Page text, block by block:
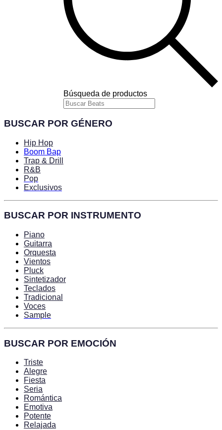
Búsqueda de productos
BUSCAR POR GÉNERO
Hip Hop
Boom Bap
Trap & Drill
R&B
Pop
Exclusivos
BUSCAR POR INSTRUMENTO
Piano
Guitarra
Orquesta
Vientos
Pluck
Sintetizador
Teclados
Tradicional
Voces
Sample
BUSCAR POR EMOCIÓN
Triste
Alegre
Fiesta
Seria
Romántica
Emotiva
Potente
Relajada